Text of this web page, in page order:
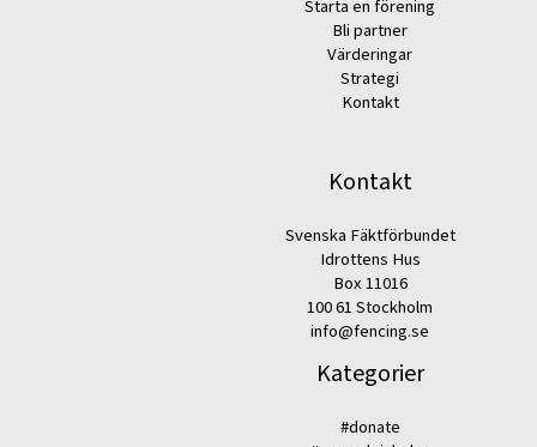
Starta en förening
Bli partner
Värderingar
Strategi
Kontakt
Kontakt
Svenska Fäktförbundet
Idrottens Hus
Box 11016
100 61 Stockholm
info@fencing.se
Kategorier
#donate